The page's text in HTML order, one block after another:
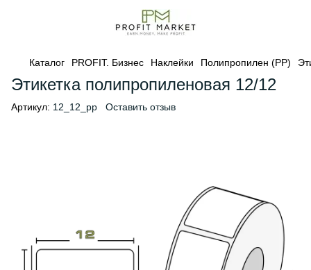
Каталог PROFIT. Бизнес Наклейки Полипропилен (PP)
Этикетка полипропиленовая 12/12
Артикул: 12_12_pp Оставить отзыв